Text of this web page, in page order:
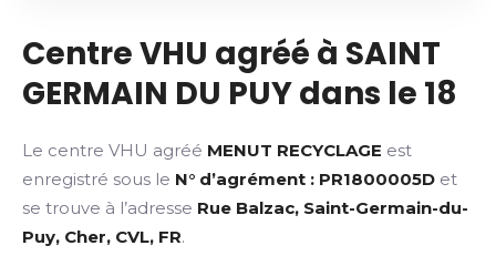
Centre VHU agréé à SAINT
GERMAIN DU PUY dans le 18
Le centre VHU agréé MENUT RECYCLAGE est
enregistré sous le N° d’agrément : PR1800005D et
se trouve à l’adresse Rue Balzac, Saint-Germain-du-
Puy, Cher, CVL, FR.